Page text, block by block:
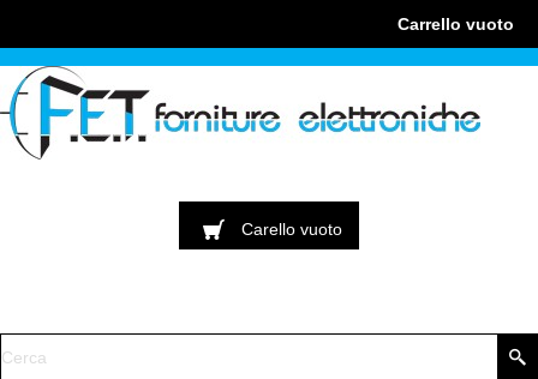
Carrello vuoto
Carello vuoto